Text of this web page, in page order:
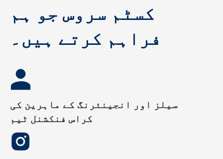
کسٹم سروس جو ہم
فراہم کرتے ہیں۔
سیلز اور انجینئرنگ کے ماہرین کی
کراس فنکشنل ٹیم